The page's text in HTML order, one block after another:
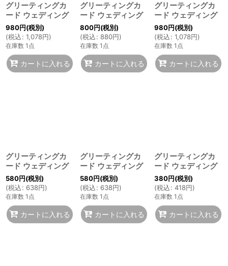
グリーティングカ
ード ウェディング
980円(税別)
(税込: 1,078円)
在庫数 1点
カートに入れる
グリーティングカ
ード ウェディング
800円(税別)
(税込: 880円)
在庫数 1点
カートに入れる
グリーティングカ
ード ウェディング
980円(税別)
(税込: 1,078円)
在庫数 1点
カートに入れる
グリーティングカ
ード ウェディング
580円(税別)
(税込: 638円)
在庫数 1点
カートに入れる
グリーティングカ
ード ウェディング
580円(税別)
(税込: 638円)
在庫数 1点
カートに入れる
グリーティングカ
ード ウェディング
380円(税別)
(税込: 418円)
在庫数 1点
カートに入れる